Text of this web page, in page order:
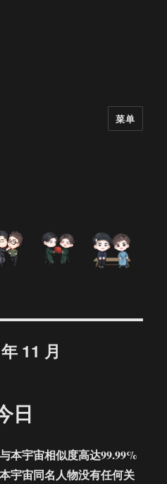
菜单
11 月
日
本宇宙相似度高达99.99%
宇宙同名人物没有任何关